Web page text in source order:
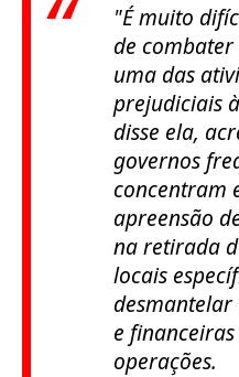
"É muito
de
uma das
prejudiciais
disse ela,
governos
concentram
apreensão
na retirada
locais
desmantelar
e
operações.